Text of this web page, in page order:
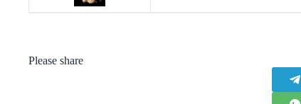
Please share